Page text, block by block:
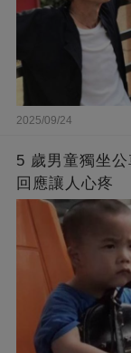
2025/09/24
5 歲男童獨坐
回應讓人心疼